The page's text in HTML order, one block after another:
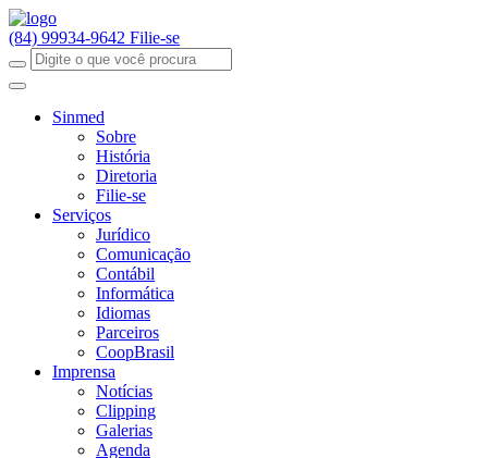
(84) 99934-9642 Filie-se
Sinmed
Sobre
História
Diretoria
Filie-se
Serviços
Jurídico
Comunicação
Contábil
Informática
Idiomas
Parceiros
CoopBrasil
Imprensa
Notícias
Clipping
Galerias
Agenda